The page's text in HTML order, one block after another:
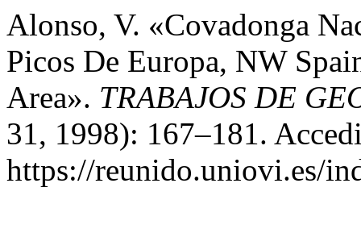
Alonso, V. «Covadonga
Picos De Europa, NW
Area». TRABAJOS DE
31, 1998): 167–181.
https://reunido.uniovi.es/